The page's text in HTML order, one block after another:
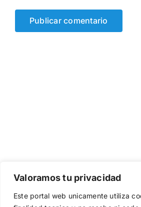
Valoramos tu privacidad
Este portal web unicamente utiliza
Copyright 2023 | Democracia Nacional
el funcionamiento de la web, medir